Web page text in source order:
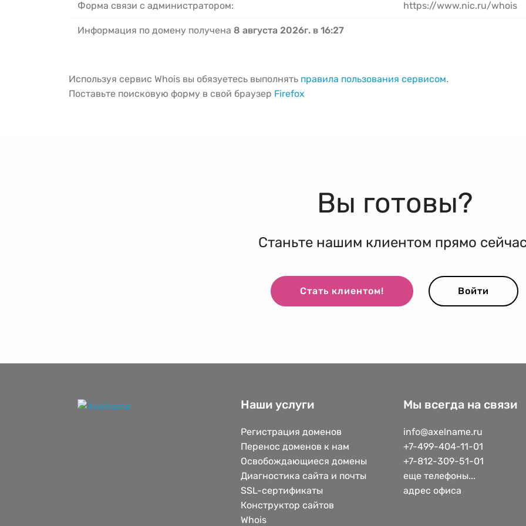
Форма связи с администратором: https://www.nic.ru/whois
Информация по домену получена 8 августа 2026г. в 16:27
Используя сервис Whois вы обязуетесь выполнять правила пользования сервисом.
Поставьте поисковую форму в свой браузер Firefox
Вы готовы?
Станьте нашим клиентом прямо
Стать клиентом! Войти
Наши услуги
Регистрация доменов
Перенос доменов к нам
Освобождающиеся домены
Диагностика сайта и почты
SSL-сертификаты
Конструктор сайтов
Whois
Мы всегда на связи
info@axelname.ru
+7-499-404-11-01
+7-812-309-51-01
еще телефоны...
адрес офиса